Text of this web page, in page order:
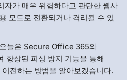
자가 매우 위험하다고 판단한 웹사
모드로 전환되거나 격리될 수 있
오늘은 Secure Office 365와
향상된 피싱 방지 기능을 통해
전하는 방법을 알아보겠습니다.